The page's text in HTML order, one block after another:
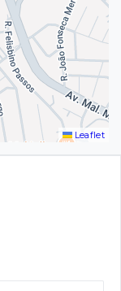
Leaflet